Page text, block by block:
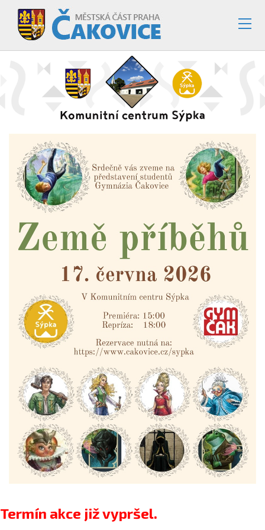
Termín akce již vypršel.